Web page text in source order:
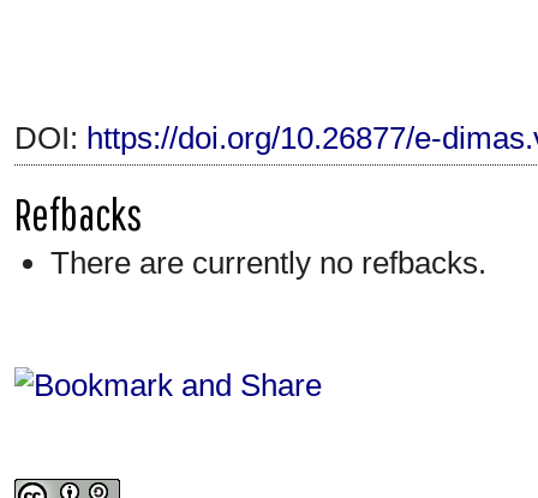
DOI: https://doi.org/10.26877/e-
Refbacks
There are currently no refbacks.